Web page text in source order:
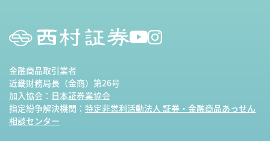
金融商品取引業者
近畿財務局長（金商）第26号
加入協会： 日本証券業協会
指定紛争解決機関： 特定非営利活動法人 証券・金融商品あっせん
相談センター